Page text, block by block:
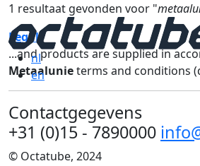
nl
en
1 resultaat gevonden voor "
Legal
...and products are supplied in
Metaalunieterms and conditions
Contactgegevens
+31 (0)15 - 7890000
© Octatube, 2024